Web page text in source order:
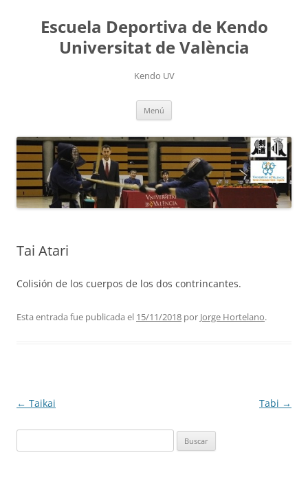
contenidoEscuela Deportiva de Kendo
Universitat de València
Kendo UV
Menú
Tai Atari
Colisión de los cuerpos de los dos contrincantes.
Esta entrada fue publicada el 15/11/2018 por Jorge Hortelano.
Navegación
← Taikai Tabi →